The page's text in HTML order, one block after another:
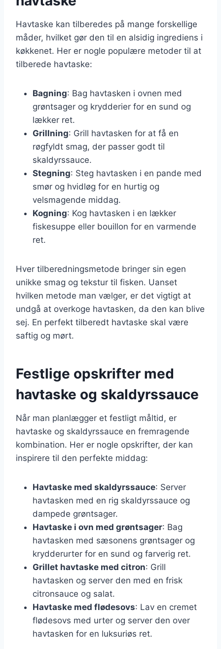
Havtaske kan tilberedes på mange forskellige
måder, hvilket gør den til en alsidig ingrediens i
køkkenet. Her er nogle populære metoder til at
tilberede havtaske:
Bagning: Bag havtasken i ovnen med
grøntsager og krydderier for en sund og
lækker ret.
Grillning: Grill havtasken for at få en
røgfyldt smag, der passer godt til
skaldyrssauce.
Stegning: Steg havtasken i en pande med
smør og hvidløg for en hurtig og
velsmagende middag.
Kogning: Kog havtasken i en lækker
fiskesuppe eller bouillon for en varmende
ret.
Hver tilberedningsmetode bringer sin egen
unikke smag og tekstur til fisken. Uanset
hvilken metode man vælger, er det vigtigt at
undgå at overkoge havtasken, da den kan blive
sej. En perfekt tilberedt havtaske skal være
saftig og mørt.
Festlige opskrifter med
havtaske og skaldyrssauce
Når man planlægger et festligt måltid, er
havtaske og skaldyrssauce en fremragende
kombination. Her er nogle opskrifter, der kan
inspirere til den perfekte middag:
Havtaske med skaldyrssauce: Server
havtasken med en rig skaldyrssauce og
dampede grøntsager.
Havtaske i ovn med grøntsager: Bag
havtasken med sæsonens grøntsager og
krydderurter for en sund og farverig ret.
Grillet havtaske med citron: Grill
havtasken og server den med en frisk
citronsauce og salat.
Havtaske med flødesovs: Lav en cremet
flødesovs med urter og server den over
havtasken for en luksuriøs ret.